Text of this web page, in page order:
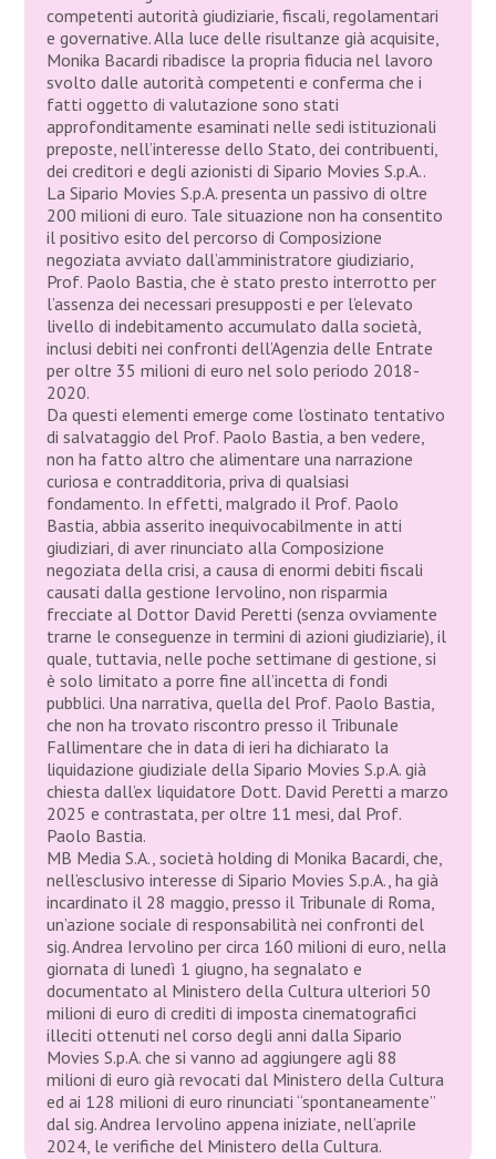
competenti autorità giudiziarie, fiscali, regolamentari
e governative. Alla luce delle risultanze già acquisite,
Monika Bacardi ribadisce la propria fiducia nel lavoro
svolto dalle autorità competenti e conferma che i
fatti oggetto di valutazione sono stati
approfonditamente esaminati nelle sedi istituzionali
preposte, nell’interesse dello Stato, dei contribuenti,
dei creditori e degli azionisti di Sipario Movies S.p.A..
La Sipario Movies S.p.A. presenta un passivo di oltre
200 milioni di euro. Tale situazione non ha consentito
il positivo esito del percorso di Composizione
negoziata avviato dall’amministratore giudiziario,
Prof. Paolo Bastia, che è stato presto interrotto per
l’assenza dei necessari presupposti e per l’elevato
livello di indebitamento accumulato dalla società,
inclusi debiti nei confronti dell’Agenzia delle Entrate
per oltre 35 milioni di euro nel solo periodo 2018-
2020.
Da questi elementi emerge come l’ostinato tentativo
di salvataggio del Prof. Paolo Bastia, a ben vedere,
non ha fatto altro che alimentare una narrazione
curiosa e contradditoria, priva di qualsiasi
fondamento. In effetti, malgrado il Prof. Paolo
Bastia, abbia asserito inequivocabilmente in atti
giudiziari, di aver rinunciato alla Composizione
negoziata della crisi, a causa di enormi debiti fiscali
causati dalla gestione Iervolino, non risparmia
frecciate al Dottor David Peretti (senza ovviamente
trarne le conseguenze in termini di azioni giudiziarie), il
quale, tuttavia, nelle poche settimane di gestione, si
è solo limitato a porre fine all’incetta di fondi
pubblici. Una narrativa, quella del Prof. Paolo Bastia,
che non ha trovato riscontro presso il Tribunale
Fallimentare che in data di ieri ha dichiarato la
liquidazione giudiziale della Sipario Movies S.p.A. già
chiesta dall’ex liquidatore Dott. David Peretti a marzo
2025 e contrastata, per oltre 11 mesi, dal Prof.
Paolo Bastia.
MB Media S.A., società holding di Monika Bacardi, che,
nell’esclusivo interesse di Sipario Movies S.p.A., ha già
incardinato il 28 maggio, presso il Tribunale di Roma,
un’azione sociale di responsabilità nei confronti del
sig. Andrea Iervolino per circa 160 milioni di euro, nella
giornata di lunedì 1 giugno, ha segnalato e
documentato al Ministero della Cultura ulteriori 50
milioni di euro di crediti di imposta cinematografici
illeciti ottenuti nel corso degli anni dalla Sipario
Movies S.p.A. che si vanno ad aggiungere agli 88
milioni di euro già revocati dal Ministero della Cultura
ed ai 128 milioni di euro rinunciati “spontaneamente”
dal sig. Andrea Iervolino appena iniziate, nell’aprile
2024, le verifiche del Ministero della Cultura.